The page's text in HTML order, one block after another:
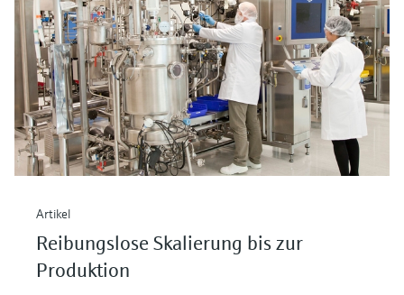
Artikel
Reibungslose Skalierung bis zur
Produktion